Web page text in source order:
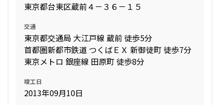
東京都台東区蔵前４－３６－１５
交通
東京都交通局 大江戸線 蔵前 徒歩5分
首都圏新都市鉄道 つくばＥＸ 新御徒町 徒歩7分
東京メトロ 銀座線 田原町 徒歩8分
竣工日
2013年09月10日